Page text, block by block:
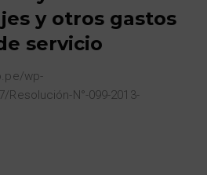
y otros gastos
servicio
wp-
N°-099-2013-